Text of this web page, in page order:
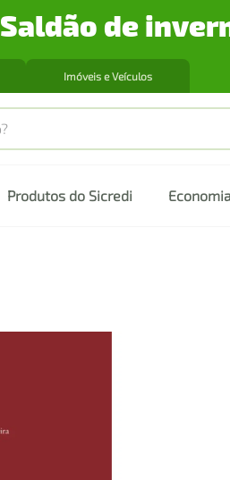
Saldão de
Imóveis e Veículos
Produtos do Sicredi